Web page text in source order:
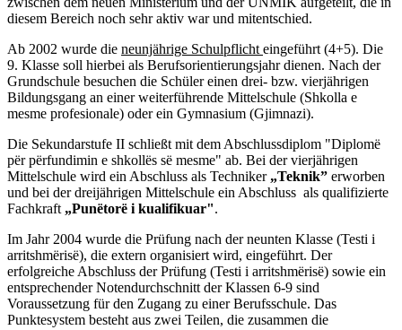
diesem Bereich noch sehr aktiv war und mitentschied.
Ab 2002 wurde die neunjährige Schulpflicht eingeführt (4+5). Die
9. Klasse soll hierbei als Berufsorientierungsjahr dienen. Nach der
Grundschule besuchen die Schüler einen drei- bzw. vierjährigen
Bildungsgang an einer weiterführende Mittelschule (Shkolla e
mesme profesionale) oder ein Gymnasium (Gjimnazi).
Die Sekundarstufe II schließt mit dem Abschlussdiplom "Diplomë
për përfundimin e shkollës së mesme" ab. Bei der vierjährigen
Mittelschule wird ein Abschluss als Techniker „Teknik” erworben
und bei der dreijährigen Mittelschule ein Abschluss als qualifizierte
Fachkraft „Punëtorë i kualifikuar".
Im Jahr 2004 wurde die Prüfung nach der neunten Klasse (Testi i
arritshmërisë), die extern organisiert wird, eingeführt. Der
erfolgreiche Abschluss der Prüfung (Testi i arritshmërisë) sowie ein
entsprechender Notendurchschnitt der Klassen 6-9 sind
Voraussetzung für den Zugang zu einer Berufsschule. Das
Punktesystem besteht aus zwei Teilen, die zusammen die